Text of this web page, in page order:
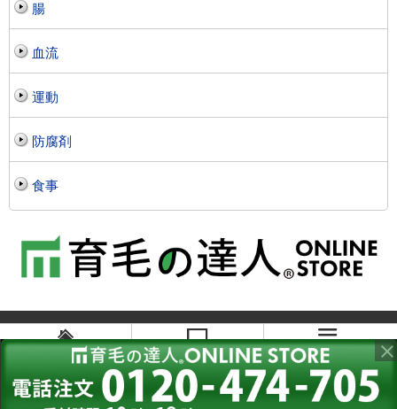
腸
血流
運動
防腐剤
食事
ホーム PC版を見る メニュー
Copyright© 2016-2026 育毛の達人公式ブログ all right reserved